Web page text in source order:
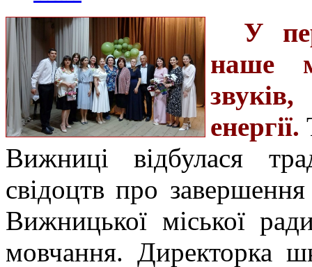
У
наше
енергії.
Вижниці відбулася
свідоцтв про
Вижницької міської
мовчання. Директорка